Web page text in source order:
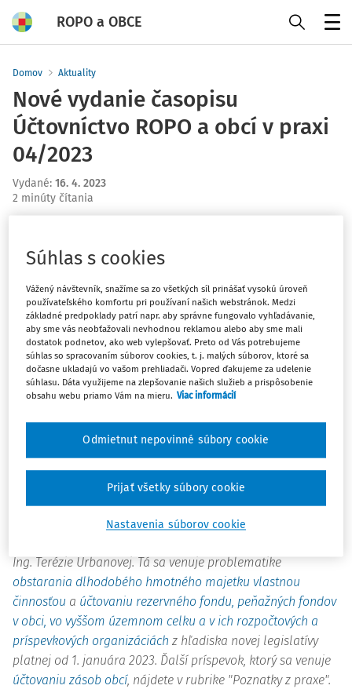
ROPO a OBCE
Domov Aktuality
Nové vydanie časopisu
Účtovníctvo ROPO a obcí v praxi
04/2023
Vydané: 16. 4. 2023
2 minúty čítania
od našich odborníkov na aktuálne témy z oblasti
legislatívy, rozpočtu a ďalších oblastí.
Vážení čitatelia,
aprílové číslo časopisuzahŕňa veľký počet príspevkov
venujúcich sa konkrétnym účtovným prípadom z praxe a
zároveň obsah dopĺňajú ďalšie články z oblasti pracovného
práva či z oblasti hospodárenia.
Prvý príspevok, ktorý si môžete prečítať, je od autorky Ing.
usporiadanie finančných vzťahov obce a vyššieho
. V príspevku, samozrejme, nechýbajú ani
konkrétne príklady z praxe.
Ing. Terézie ­Urbanovej. Tá sa venuje problematike
obstarania dlhodobého hmotného majetku vlastnou
činnosťou a účtovaniu rezervného fondu, peňažných fondov
v obci, vo vyššom územnom celku a v ich rozpočtových a
príspevkových organizáciách z hľadiska novej legislatívy
platnej od 1. januára 2023. Ďalší príspevok, ktorý sa venuje
účtovaniu zásob obcí, nájdete v rubrike "Poznatky z praxe".
Súhlas s cookies
Vážený návštevník, snažíme sa zo všetkých síl prinášať vysokú úroveň
používateľského komfortu pri používaní našich webstránok. Medzi
základné predpoklady patrí napr. aby správne fungovalo vyhľadávanie,
aby sme vás neobťažovali nevhodnou reklamou alebo aby sme mali
dostatok podnetov, ako web vylepšovať. Preto od Vás potrebujeme
súhlas so spracovaním súborov cookies, t. j. malých súborov, ktoré sa
dočasne ukladajú vo vašom prehliadači. Vopred ďakujeme za udelenie
súhlasu. Dáta využijeme na zlepšovanie našich služieb a prispôsobenie
obsahu webu priamo Vám na mieru. Viac informácií
Nastavenia súborov cookie
Odmietnut nepovinné súbory cookie
Prijať všetky súbory cookie